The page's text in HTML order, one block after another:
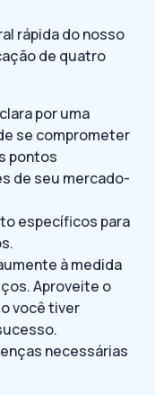
rápida do nosso
de quatro
por uma
se comprometer
pontos
de seu mercado-
específicos para
à medida
Aproveite o
você tiver
necessárias